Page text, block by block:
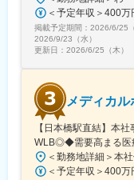
変更の範囲：会社
掲載予定期間： 2026/6/25（
2026/9/23（水）
更新日： 2026/6/25（木）
メディカ
【日本橋駅直結】本
WLB◎◆需要高まる医